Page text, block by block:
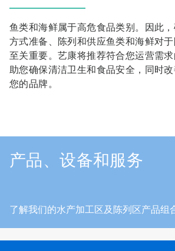
鱼类和海鲜属于高危食品类别。因此
方式准备、陈列和供应鱼类和海鲜对
至关重要。艺康将推荐符合您运营需
助您确保清洁卫生和食品安全，同时
您的品牌。
产品、设备和服务
了解我们的水产加工区及陈列区产品组